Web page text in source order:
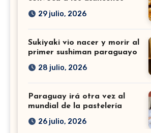
29 julio, 2026
Sukiyaki vio nacer y morir al
primer sushiman paraguayo
28 julio, 2026
Paraguay irá otra vez al
mundial de la pastelería
26 julio, 2026